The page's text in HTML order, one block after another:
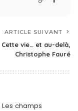
ARTICLE SUIVANT
Cette vie… et au-delà,
Christophe Fauré
Les champs